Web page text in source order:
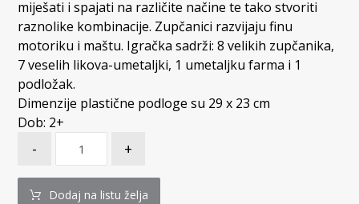
miješati i spajati na različite načine te tako stvoriti
raznolike kombinacije. Zupčanici razvijaju finu
motoriku i maštu. Igračka sadrži: 8 velikih zupčanika,
7 veselih likova-umetaljki, 1 umetaljku farma i 1
podložak.
Dimenzije plastične podloge su 29 x 23 cm
Dob: 2+
- +
Dodaj na listu želja